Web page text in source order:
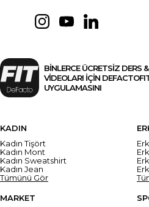
BİNLERCE ÜCRETSİZ DERS
VİDEOLARI İÇİN
UYGULAMASINI
KADIN
Kadın Tişört
Kadın Mont
Kadın Sweatshirt
Kadın Jean
Tümünü Gör
MARKET